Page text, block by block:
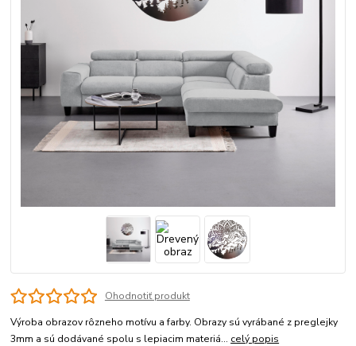
Ohodnotiť produkt
Výroba obrazov rôzneho motívu a farby. Obrazy sú vyrábané z preglejky
3mm a sú dodávané spolu s lepiacim materiá... celý popis